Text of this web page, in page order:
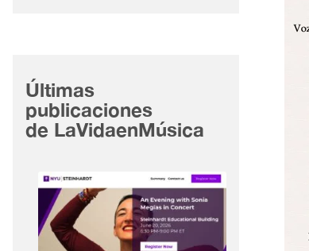
Últimas
publicaciones
de LaVidaenMúsica